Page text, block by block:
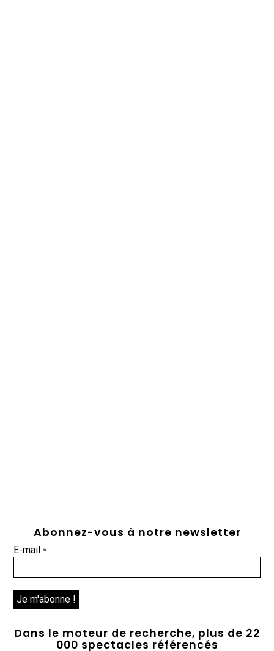
Abonnez-vous à notre newsletter
E-mail*
Dans le moteur de recherche, plus de 22
000 spectacles référencés